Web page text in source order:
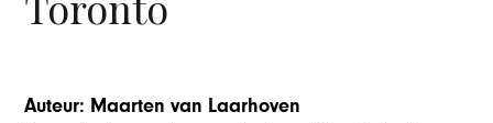
Auteur: Maarten van Laarhoven